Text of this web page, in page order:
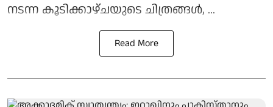
നടന്ന കൂടിക്കാഴ്ചയുടെ ചിത്രങ്ങൾ, ...
Read More